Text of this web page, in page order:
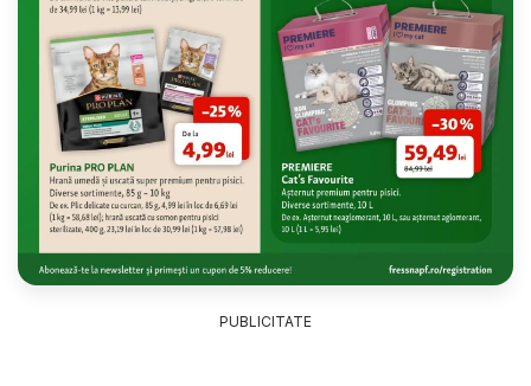
PUBLICITATE